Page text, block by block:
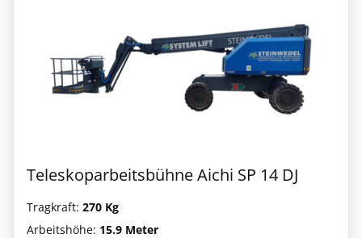
Teleskoparbeitsbühne Aichi SP 14 DJ
Tragkraft: 270 Kg
Arbeitshöhe: 15.9 Meter